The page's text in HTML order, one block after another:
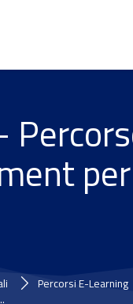
Percorsi E-Learning